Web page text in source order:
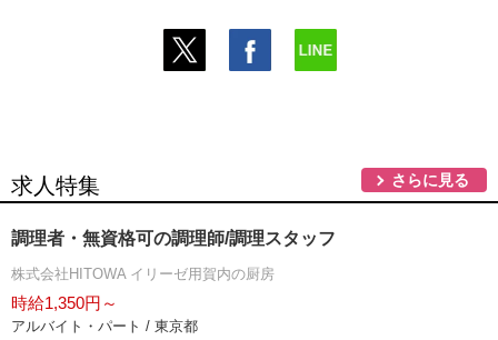
求人特集 さらに見る
調理者・無資格可の調理師/調理スタッフ
株式会社HITOWA イリーゼ用賀内の厨房
時給1,350円～
アルバイト・パート / 東京都